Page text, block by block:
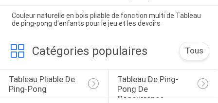
Couleur naturelle en bois pliable de fonction multi de Tableau
de ping-pong d'enfants pour le jeu et les devoirs
Catégories populaires Tous
Tableau Pliable De
Ping-Pong
Tableau De Ping-
Pong De
Concurrence